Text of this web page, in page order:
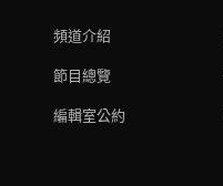
頻道介紹
節目總覽
編輯室公約